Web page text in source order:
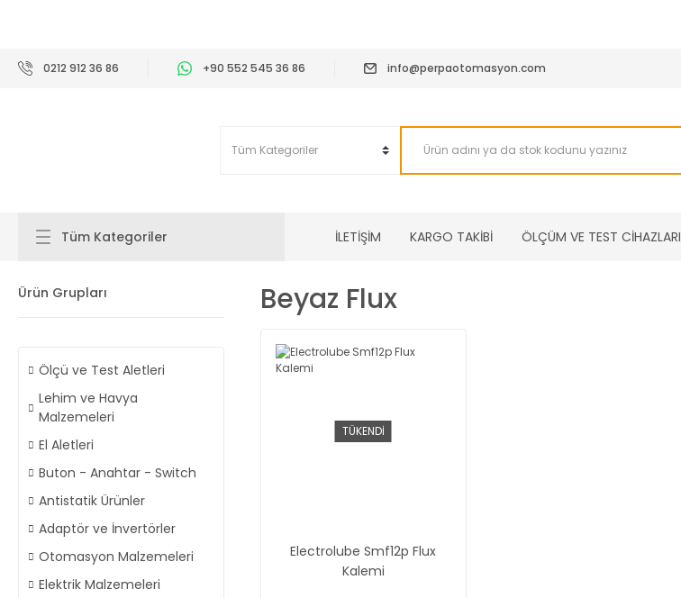
0212 912 36 86 +90 552 545 36 86 info@perpaotomasyon.com
Tüm Kategoriler İLETİŞİM KARGO TAKİBİ ÖLÇÜM VE TEST CİHAZLARI
Ürün Grupları
Ölçü ve Test Aletleri
Lehim ve Havya
Malzemeleri
El Aletleri
Buton - Anahtar - Switch
Antistatik Ürünler
Adaptör ve İnvertörler
Otomasyon Malzemeleri
Elektrik Malzemeleri
Beyaz Flux
TÜKENDİ
Electrolube Smf12p Flux
Kalemi